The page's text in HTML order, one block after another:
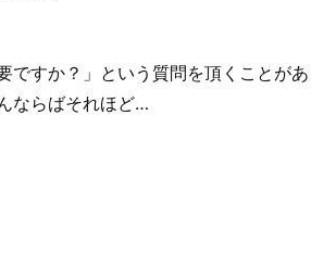
ですか？」という質問を頂くことが
ならばそれほど…